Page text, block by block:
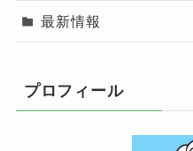
最新情報
プロフィール